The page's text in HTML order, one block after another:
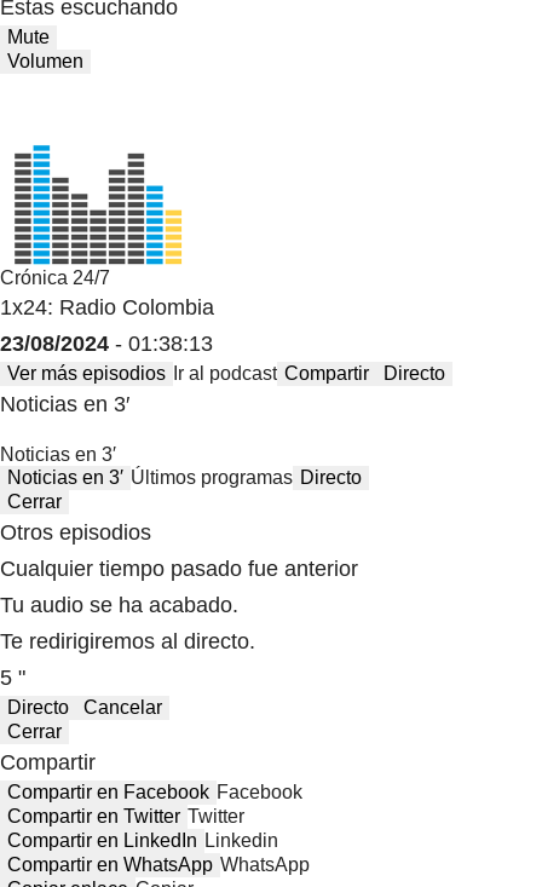
Estas escuchando
Mute
Volumen
Crónica 24/7
1x24: Radio Colombia
23/08/2024 - 01:38:13
Ver más episodios Ir al podcast Compartir Directo
Noticias en 3′
Noticias en 3′
Noticias en 3′ Últimos programas Directo
Cerrar
Otros episodios
Cualquier tiempo pasado fue anterior
Tu audio se ha acabado.
Te redirigiremos al directo.
5 "
Directo
Cancelar
Cerrar
Compartir
Compartir en Facebook Facebook
Compartir en Twitter Twitter
Compartir en LinkedIn Linkedin
Compartir en WhatsApp WhatsApp